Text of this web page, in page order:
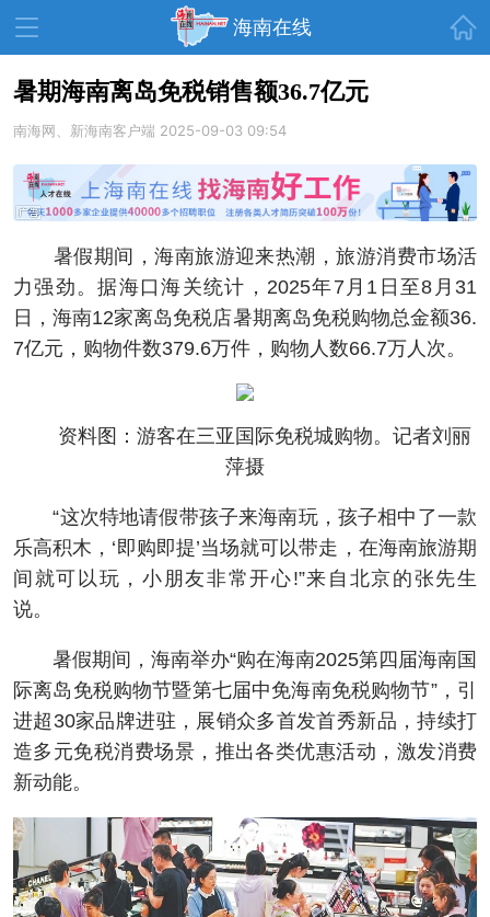
海南在线
资讯中心 热点 旅游
文体 财经
教育 健康 房产
家装 交通 美食
生活 演出 活动
展会 走读海南 周末去哪儿
暑期海南离岛免税销售额36.7亿元
南海网、新海南客户端 2025-09-03 09:54
暑假期间，海南旅游迎来热潮，旅游消费市场活
力强劲。据海口海关统计，2025年7月1日至8月31
日，海南12家离岛免税店暑期离岛免税购物总金额36.
7亿元，购物件数379.6万件，购物人数66.7万人次。
资料图：游客在三亚国际免税城购物。记者刘丽
萍摄
“这次特地请假带孩子来海南玩，孩子相中了一款
乐高积木，‘即购即提’当场就可以带走，在海南旅游期
间就可以玩，小朋友非常开心!”来自北京的张先生
说。
暑假期间，海南举办“购在海南2025第四届海南国
际离岛免税购物节暨第七届中免海南免税购物节”，引
进超30家品牌进驻，展销众多首发首秀新品，持续打
造多元免税消费场景，推出各类优惠活动，激发消费
新动能。